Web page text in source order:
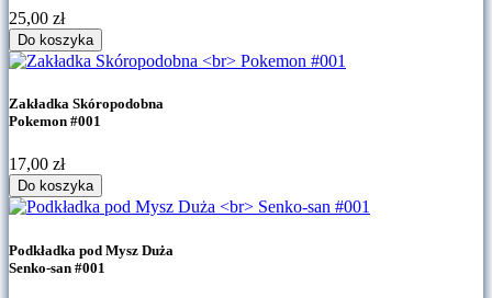
25,00 zł
Do koszyka
Zakładka Skóropodobna
Pokemon #001
17,00 zł
Do koszyka
Podkładka pod Mysz Duża
Senko-san #001